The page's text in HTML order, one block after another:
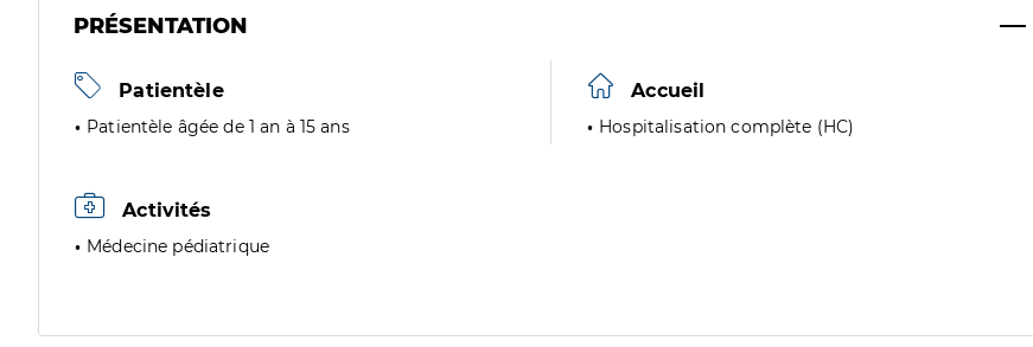
PRÉSENTATION
Patientèle
Patientèle âgée de 1 an à 15 ans
Accueil
Hospitalisation complète (HC)
Activités
Médecine pédiatrique